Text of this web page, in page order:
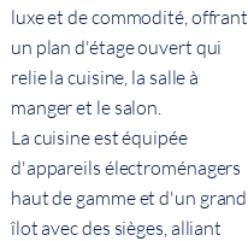
luxe et de commodité, offrant
un plan d'étage ouvert qui
relie la cuisine, la salle à
manger et le salon.
La cuisine est équipée
d'appareils électroménagers
haut de gamme et d'un grand
îlot avec des sièges, alliant